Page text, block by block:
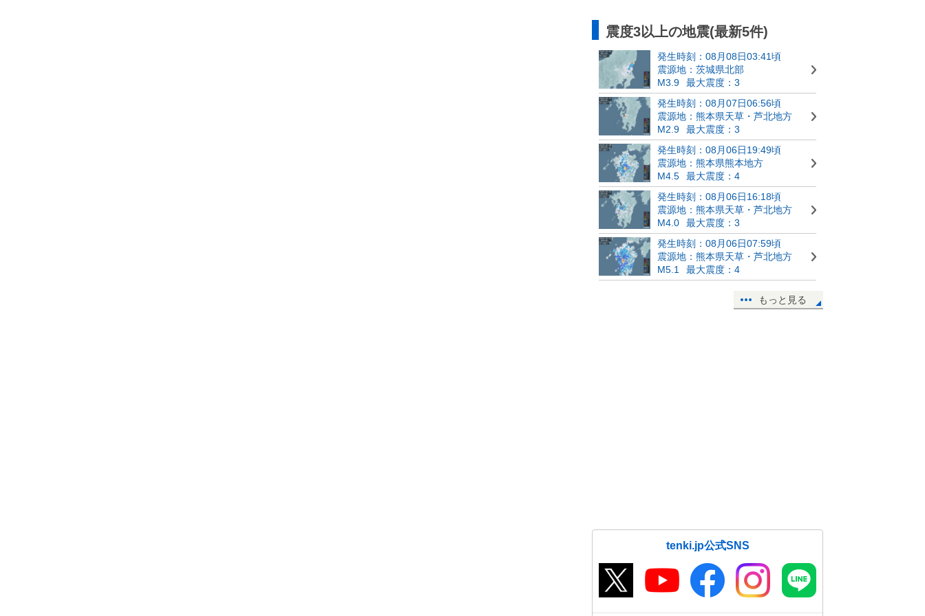
震度3以上の地震(最新5件)
発生時刻：08月08日03:41頃
震源地：茨城県北部
M3.9
最大震度：3
発生時刻：08月07日06:56頃
震源地：熊本県天草・芦北地方
M2.9
最大震度：3
発生時刻：08月06日19:49頃
震源地：熊本県熊本地方
M4.5
最大震度：4
発生時刻：08月06日16:18頃
震源地：熊本県天草・芦北地方
M4.0
最大震度：3
発生時刻：08月06日07:59頃
震源地：熊本県天草・芦北地方
M5.1
最大震度：4
もっと見る
tenki.jp公式SNS